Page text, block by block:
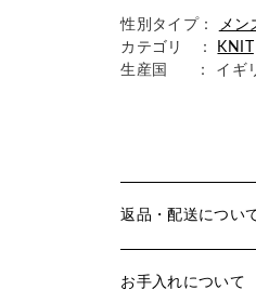
性別タイプ：
メン
カテゴリ ：
KNIT
生産国
： イギ
返品・配送につい
お手入れについて